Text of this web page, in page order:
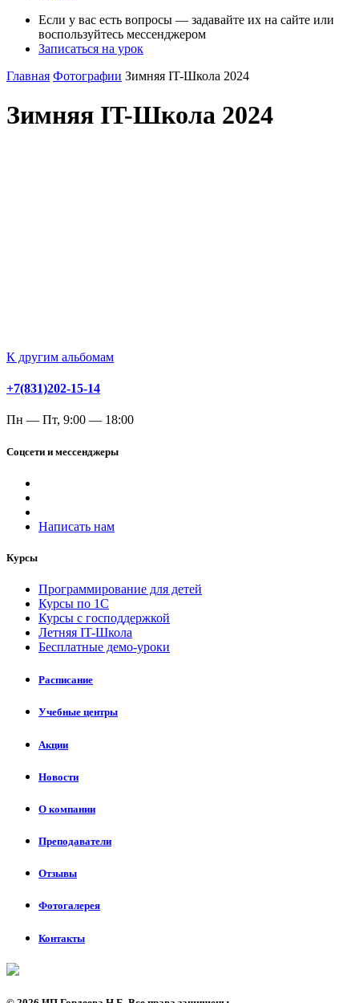
Если у вас есть вопросы — задавайте их на сайте или
воспользуйтесь мессенджером
Записаться на урок
Главная Фотографии Зимняя IT-Школа 2024
Зимняя IT-Школа 2024
К другим альбомам
+7(831)202-15-14
Пн — Пт, 9:00 — 18:00
Соцсети и мессенджеры
Написать нам
Курсы
Программирование для детей
Курсы по 1С
Курсы с господдержкой
Летняя IT-Школа
Бесплатные демо-уроки
Расписание
Учебные центры
Акции
Новости
О компании
Преподаватели
Отзывы
Фотогалерея
Контакты